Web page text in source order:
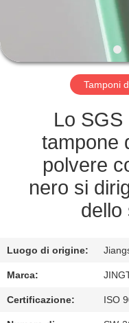
FABBRICA
CONTROLLO
DELLA
QUALITÀ
CONTATTACI
NOTIZIE
CHIEDI UN
Tamponi
Lo SGS
tampone
polvere
nero si
dello
Luogo di origine:
Marca:
Certificazione: ISO